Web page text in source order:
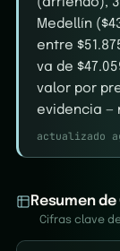
Medellín
entre
va de
valor por
evidencia —
actualizado
Resumen
Cifras clave